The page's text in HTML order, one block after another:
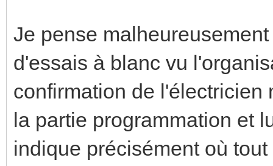
Je pense
d'essais à blanc vu
confirmation de l'électricien
la partie programmation et
indique précisément où tout